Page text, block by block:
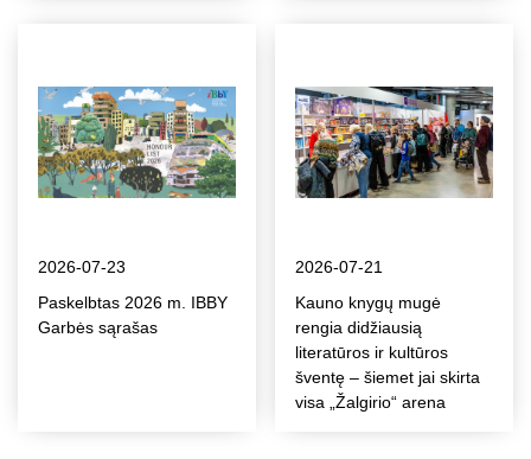
2026-07-23
Paskelbtas 2026 m. IBBY
Garbės sąrašas
2026-07-21
Kauno knygų mugė
rengia didžiausią
literatūros ir kultūros
šventę – šiemet jai skirta
visa „Žalgirio“ arena